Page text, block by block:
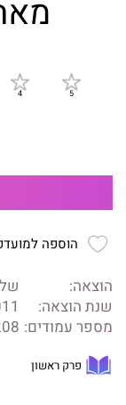
הוספה
הוצאה:
שנת הוצאה:
מספר עמודים:
פרק ראשון